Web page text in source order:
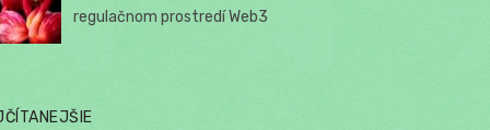
regulačnom prostredí Web3